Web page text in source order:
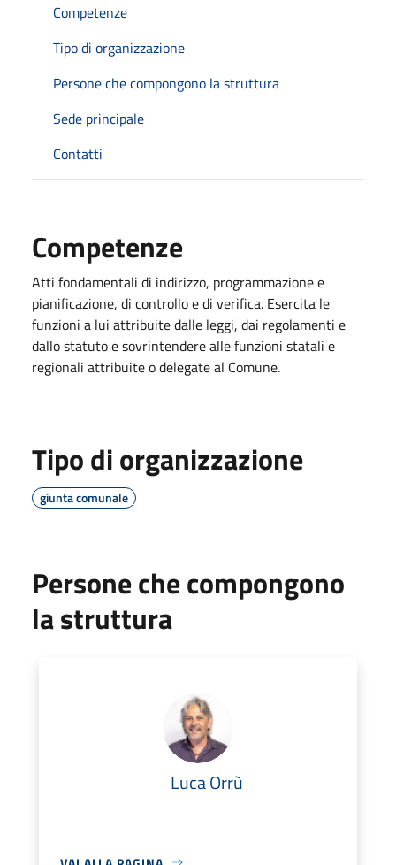
Competenze
Tipo di organizzazione
Persone che compongono la struttura
Sede principale
Contatti
Competenze
Atti fondamentali di indirizzo, programmazione e
pianificazione, di controllo e di verifica. Esercita le
funzioni a lui attribuite dalle leggi, dai regolamenti e
dallo statuto e sovrintendere alle funzioni statali e
regionali attribuite o delegate al Comune.
Tipo di organizzazione
giunta comunale
Persone che compongono
la struttura
Luca Orrù